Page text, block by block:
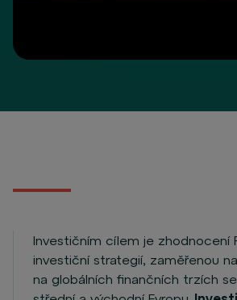
Investičním cílem je zhodnocení
investiční strategií, zaměřenou
na globálních finančních trzích